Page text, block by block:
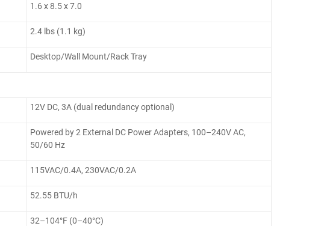
1.6 x 8.5 x 7.0
2.4 lbs (1.1 kg)
Desktop/Wall Mount/Rack Tray
12V DC, 3A (dual redundancy optional)
Powered by 2 External DC Power Adapters, 100–240V AC,
50/60 Hz
115VAC/0.4A, 230VAC/0.2A
52.55 BTU/h
32–104°F (0–40°C)